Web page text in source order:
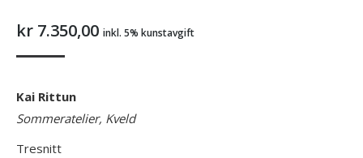
kr 7.350,00 inkl. 5% kunstavgift
Kai Rittun
Sommeratelier, Kveld
Tresnitt